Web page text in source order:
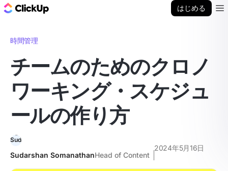
はじめる
時間管理
チームのためのクロノ
ワーキング・スケジュ
ールの作り方
Sudarshan SomanathanHead of Content
2024年5月16日